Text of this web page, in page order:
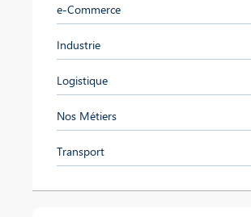
e-Commerce
Industrie
Logistique
Nos Métiers
Transport